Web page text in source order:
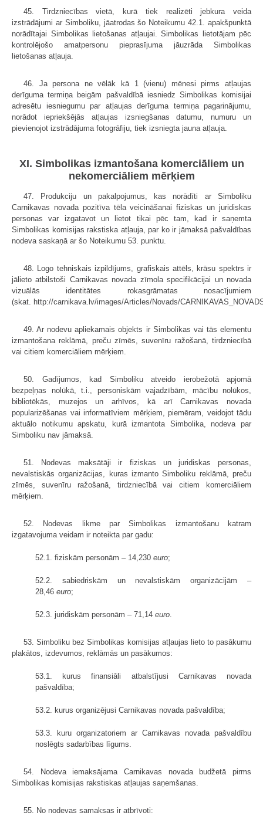
45. Tirdzniecības vietā, kurā tiek realizēti jebkura veida
izstrādājumi ar Simboliku, jāatrodas šo Noteikumu 42.1. apakšpunktā
norādītajai Simbolikas lietošanas atļaujai. Simbolikas lietotājam pēc
kontrolējošo amatpersonu pieprasījuma jāuzrāda Simbolikas
lietošanas atļauja.
46. Ja persona ne vēlāk kā 1 (vienu) mēnesi pirms atļaujas
derīguma termiņa beigām pašvaldībā iesniedz Simbolikas komisijai
adresētu iesniegumu par atļaujas derīguma termiņa pagarinājumu,
norādot iepriekšējās atļaujas izsniegšanas datumu, numuru un
pievienojot izstrādājuma fotogrāfiju, tiek izsniegta jauna atļauja.
XI. Simbolikas izmantošana komerciāliem un
nekomerciāliem mērķiem
47. Produkciju un pakalpojumus, kas norādīti ar Simboliku
Carnikavas novada pozitīva tēla veicināšanai fiziskas un juridiskas
personas var izgatavot un lietot tikai pēc tam, kad ir saņemta
Simbolikas komisijas rakstiska atļauja, par ko ir jāmaksā pašvaldības
nodeva saskaņā ar šo Noteikumu 53. punktu.
48. Logo tehniskais izpildījums, grafiskais attēls, krāsu spektrs ir
jālieto atbilstoši Carnikavas novada zīmola specifikācijai un novada
vizuālās identitātes rokasgrāmatas nosacījumiem
(skat. http://carnikava.lv/images/Articles/Novads/
49. Ar nodevu apliekamais objekts ir Simbolikas vai tās elementu
izmantošana reklāmā, preču zīmēs, suvenīru ražošanā, tirdzniecībā
vai citiem komerciāliem mērķiem.
50. Gadījumos, kad Simboliku atveido ierobežotā apjomā
bezpeļņas nolūkā, t.i., personiskām vajadzībām, mācību nolūkos,
bibliotēkās, muzejos un arhīvos, kā arī Carnikavas novada
popularizēšanas vai informatīviem mērķiem, piemēram, veidojot tādu
aktuālo notikumu apskatu, kurā izmantota Simbolika, nodeva par
Simboliku nav jāmaksā.
51. Nodevas maksātāji ir fiziskas un juridiskas personas,
nevalstiskās organizācijas, kuras izmanto Simboliku reklāmā, preču
zīmēs, suvenīru ražošanā, tirdzniecībā vai citiem komerciāliem
mērķiem.
52. Nodevas likme par Simbolikas izmantošanu katram
izgatavojuma veidam ir noteikta par gadu:
52.1. fiziskām personām – 14,230 euro;
52.2. sabiedriskām un nevalstiskām organizācijām –
28,46 euro;
52.3. juridiskām personām – 71,14 euro.
53. Simboliku bez Simbolikas komisijas atļaujas lieto to pasākumu
plakātos, izdevumos, reklāmās un pasākumos:
53.1. kurus finansiāli atbalstījusi Carnikavas novada
pašvaldība;
53.2. kurus organizējusi Carnikavas novada pašvaldība;
53.3. kuru organizatoriem ar Carnikavas novada pašvaldību
noslēgts sadarbības līgums.
54. Nodeva iemaksājama Carnikavas novada budžetā pirms
Simbolikas komisijas rakstiskas atļaujas saņemšanas.
55. No nodevas samaksas ir atbrīvoti: